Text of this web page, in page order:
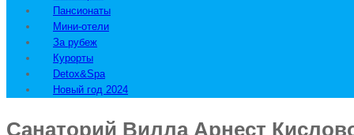
Пансионаты
Мини-отели
За рубеж
Курорты
Detox&Spa
Новый год 2024
Санаторий Вилла Арнест